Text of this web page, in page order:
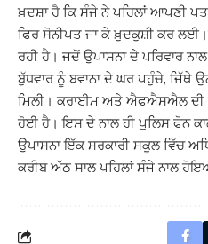
ਖ਼ਦਸ਼ਾ ਹੈ ਕਿ ਸੰਜੇ ਨੇ ਪਹਿਲਾਂ ਆਪਣੀ
ਫਿਰ ਸੋਨੀਪਤ ਜਾ ਕੇ ਖ਼ੁਦਕੁਸ਼ੀ ਕਰ
ਰਹੀ ਹੈ। ਜਦੋਂ ਉਪਾਸਨਾ ਦੇ ਪਰਿਵਾਰ
ਬੁੱਧਵਾਰ ਨੂੰ ਬਵਾਨਾ ਦੇ ਘਰ ਪਹੁੰਚੇ, ਜਿੱਥੇ
ਮਿਲੀ। ਕਰਾਈਮ ਅਤੇ ਐਫਐਸਐਲ ਦੀ
ਹੋਈ ਹੈ। ਇਸ ਦੇ ਨਾਲ ਹੀ ਪੁਲਿਸ ਫੋਨ
ਉਪਾਸਨਾ ਇੱਕ ਸਰਕਾਰੀ ਸਕੂਲ ਵਿੱਚ
ਕਰੀਬ ਅੱਠ ਸਾਲ ਪਹਿਲਾਂ ਸੰਜੇ ਨਾਲ